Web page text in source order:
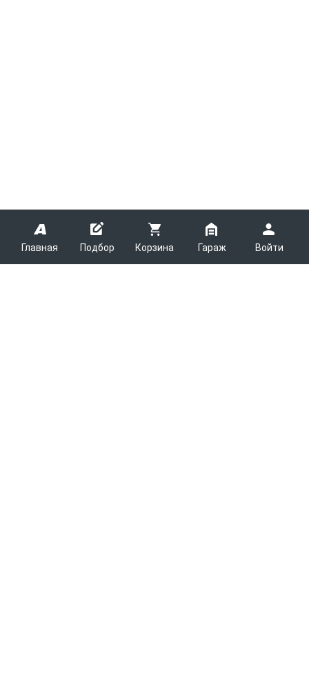
Главная Подбор Корзина Гараж Войти